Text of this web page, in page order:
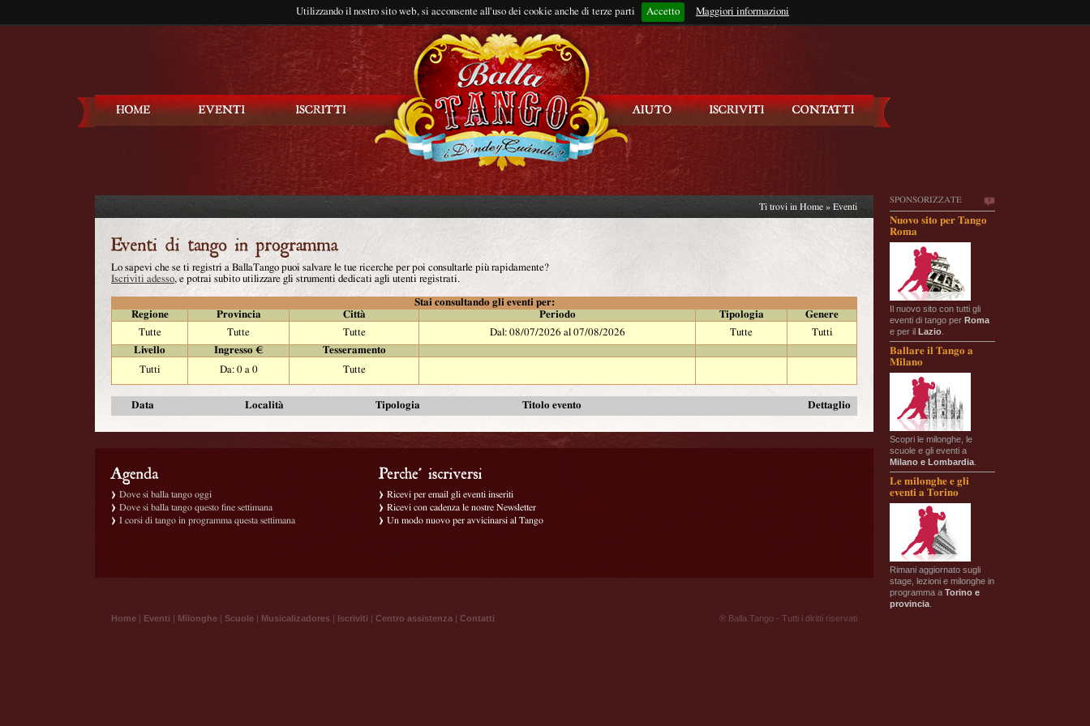
Utilizzando il nostro sito web, si acconsente all'uso dei cookie anche di terze parti Accetto Maggiori informazioni
Rimani connesso?
SPONSORIZZATE
Nuovo sito per Tango
Roma
Il nuovo sito con tutti gli
eventi di tango per Roma
e per il Lazio
Ballare il Tango a
Milano
Scopri le milonghe, le
scuole e gli eventi a
Milano e Lombardia
Le milonghe e gli
eventi a Torino
Rimani aggiornato sugli
stage, lezioni e milonghe in
programma a Torino e
provincia
Ti trovi in Home » Eventi
Lo sapevi che se ti registri a BallaTango puoi salvare le tue ricerche per poi consultarle più rapidamente?
Iscriviti adesso, e potrai subito utilizzare gli strumenti dedicati agli utenti registrati.
Stai consultando gli eventi per:
Regione
Provincia Città Periodo Tipologia
Genere
Tutte
Tutte Tutte Dal: 08/07/2026 al 07/08/2026 Tutte
Tutti
Livello
Ingresso €
Tesseramento
Tutti
Da: 0 a 0 Tutte
Data Località Tipologia Titolo evento Dettaglio
Dove si balla tango oggi
Dove si balla tango questo fine settimana
I corsi di tango in programma questa settimana
Ricevi per email gli eventi inseriti
Ricevi con cadenza le nostre Newsletter
Un modo nuovo per avvicinarsi al Tango
Home | Eventi | Milonghe | Scuole | Musicalizadores | Iscriviti | Centro assistenza | Contatti ® Balla Tango - Tutti i diritti riservati